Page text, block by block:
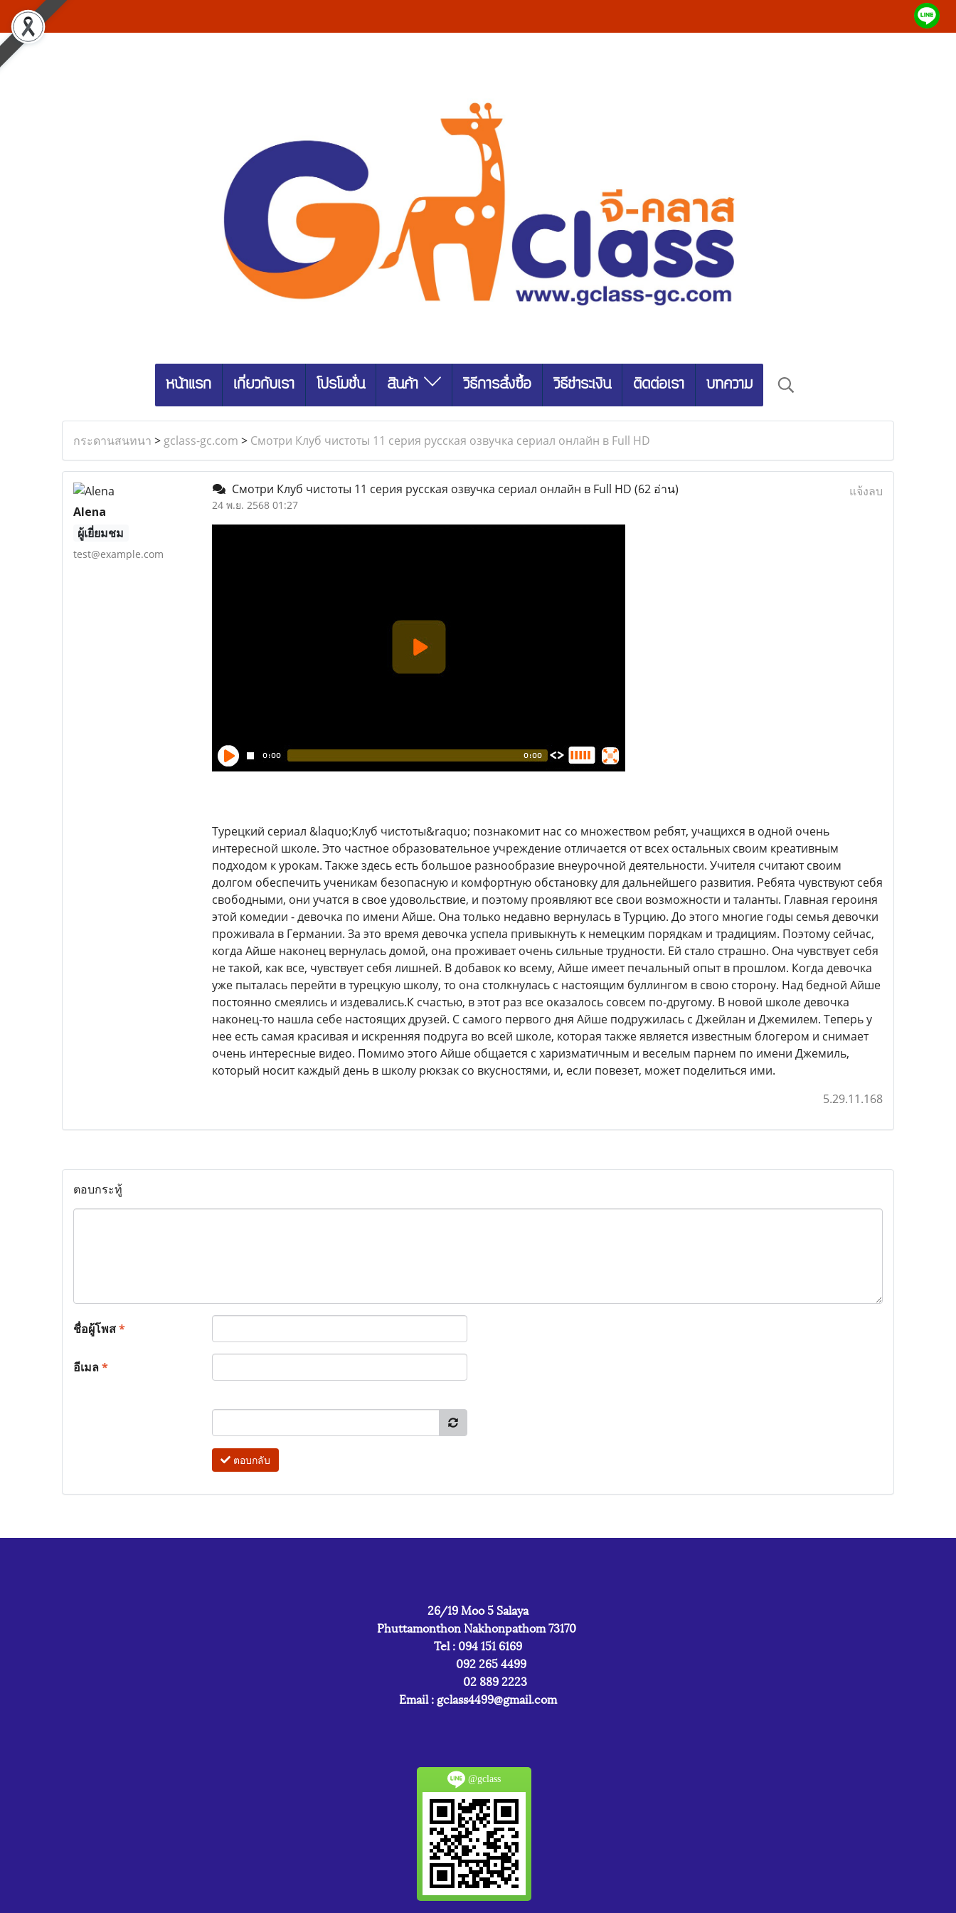
หน้าแรก เกี่ยวกับเรา โปรโมชั่น สินค้า วิธีการสั่งซื้อ วิธีชำระเงิน ติดต่อเรา บทความ
กระดานสนทนา > gclass-gc.com > Смотри Клуб чистоты 11 серия русская озвучка сериал онлайн в Full HD
Alena
ผู้เยี่ยมชม
test@example.com
Смотри Клуб чистоты 11 серия русская озвучка сериал онлайн в Full HD (62 อ่าน)
24 พ.ย. 2568 01:27
แจ้งลบ
Турецкий сериал &laquo;Клуб чистоты&raquo; познакомит нас со множеством ребят, учащихся в одной очень
интересной школе. Это частное образовательное учреждение отличается от всех остальных своим креативным
подходом к урокам. Также здесь есть большое разнообразие внеурочной деятельности. Учителя считают своим
долгом обеспечить ученикам безопасную и комфортную обстановку для дальнейшего развития. Ребята чувствуют себя
свободными, они учатся в свое удовольствие, и поэтому проявляют все свои возможности и таланты. Главная героиня
этой комедии - девочка по имени Айше. Она только недавно вернулась в Турцию. До этого многие годы семья девочки
проживала в Германии. За это время девочка успела привыкнуть к немецким порядкам и традициям. Поэтому сейчас,
когда Айше наконец вернулась домой, она проживает очень сильные трудности. Ей стало страшно. Она чувствует себя
не такой, как все, чувствует себя лишней. В добавок ко всему, Айше имеет печальный опыт в прошлом. Когда девочка
уже пыталась перейти в турецкую школу, то она столкнулась с настоящим буллингом в свою сторону. Над бедной Айше
постоянно смеялись и издевались.К счастью, в этот раз все оказалось совсем по-другому. В новой школе девочка
наконец-то нашла себе настоящих друзей. С самого первого дня Айше подружилась с Джейлан и Джемилем. Теперь у
нее есть самая красивая и искренняя подруга во всей школе, которая также является известным блогером и снимает
очень интересные видео. Помимо этого Айше общается с харизматичным и веселым парнем по имени Джемиль,
который носит каждый день в школу рюкзак со вкусностями, и, если повезет, может поделиться ими.
5.29.11.168
ตอบกระทู้
ชื่อผู้โพส*
อีเมล*
ตอบกลับ
26/19 Moo 5 Salaya
Phuttamonthon Nakhonpathom 73170
Tel : 094 151 6169
092 265 4499
02 889 2223
Email : gclass4499@gmail.com
@gclass